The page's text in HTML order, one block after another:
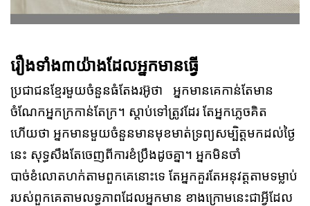
រឿងទាំង៣យ៉ាងដែលអ្នកមានធ្វើ
ប្រជាជនខ្មែរមួយចំនួនធំតែងរអ៊ូថា អ្នកមានគេកាន់តែមាន
ចំណែកអ្នកក្រកាន់តែក្រ។ ស្ដាប់ទៅត្រូវដែរ តែអ្នកភ្លេចគិត
ហើយថា អ្នកមានមួយចំនួនមានមុខមាត់ទ្រព្យសម្បិត្តមកដល់ថ្ងៃ
នេះ សុទ្ធសឹងតែចេញពីការខំប្រឹងដូចគ្នា។ អ្នកមិនចាំ
បាច់ខំលោតហក់តាមពួកគេនោះទេ តែអ្នកគួរតែអនុវត្តតាមទម្លាប់
របស់ពួកគេតាមលទ្ធភាពដែលអ្នកមាន ខាងក្រោមនេះជាអ្វីដែល